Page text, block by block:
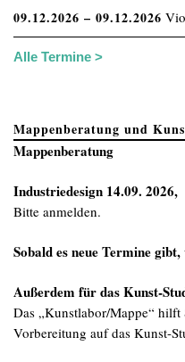
09.12.2026 – 09.12.2026
Alle Termine >
Mappenberatung und
Mappenberatung
Industriedesign 14.09.
Bitte anmelden.
Sobald es neue Termine
Außerdem für das Kunst-
Das „Kunstlabor/Mappe“
Vorbereitung auf das Kunst-